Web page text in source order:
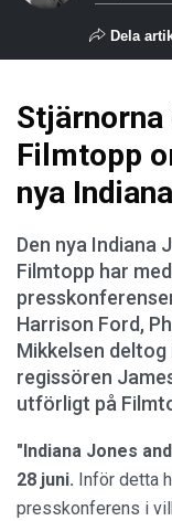
Dela
Filmtopp
nya
Den nya Indiana
Filmtopp har
Harrison Ford,
Mikkelsen
regissören
utförligt på
"Indiana Jones
28 juni. Inför detta
presskonferens i